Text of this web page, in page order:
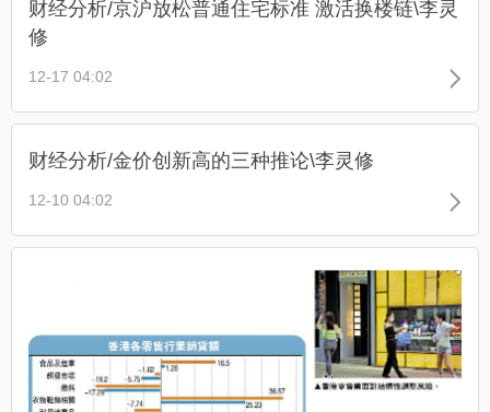
财经分析/京沪放松普通住宅标准 激活换楼链\李灵
修
12-17 04:02
财经分析/金价创新高的三种推论\李灵修
12-10 04:02